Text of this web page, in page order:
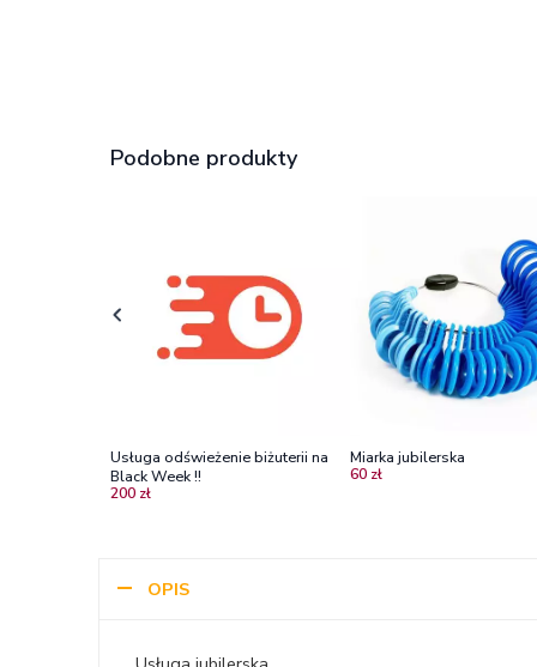
Podobne produkty
Usługa odświeżenie biżuterii na
Black Week !!
200 zł
Miarka jubilerska
60 zł
OPIS